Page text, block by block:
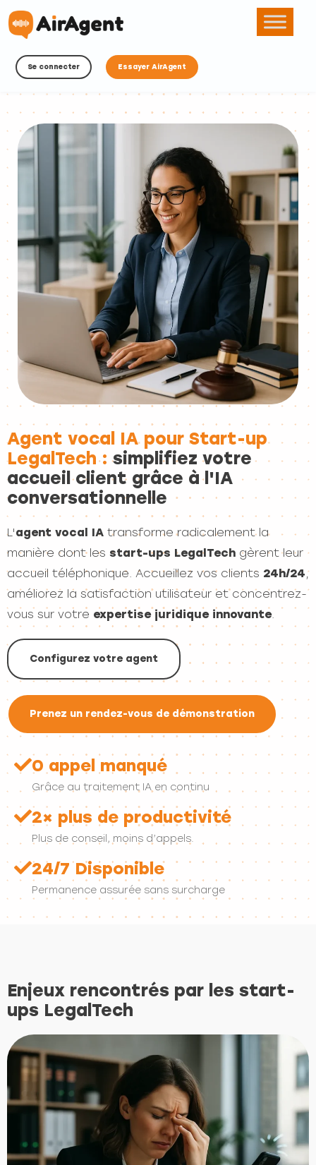
Se connecter Essayer AirAgent
Agent vocal IA pour Start-up
LegalTech :simplifiez votre
accueil client grâce à l'IA
conversationnelle
L'agent vocal IA transforme radicalement la
manière dont les start-ups LegalTech gèrent leur
accueil téléphonique. Accueillez vos clients 24h/24,
améliorez la satisfaction utilisateur et concentrez-
vous sur votre expertise juridique innovante.
Configurez votre agent
Prenez un rendez-vous de démonstration
0 appel manqué
Grâce au traitement IA en continu
2× plus de productivité
Plus de conseil, moins d’appels.
24/7 Disponible
Permanence assurée sans surcharge
Enjeux rencontrés par les start-
ups LegalTech